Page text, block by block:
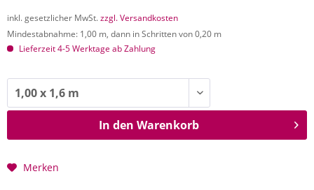
inkl. gesetzlicher MwSt.zzgl. Versandkosten
Mindestabnahme: 1,00 m, dann in Schritten von 0,20 m
Lieferzeit 4-5 Werktage ab Zahlung
In den Warenkorb
Merken